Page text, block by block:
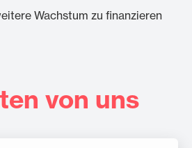
Wachstum zu finanzieren
von uns